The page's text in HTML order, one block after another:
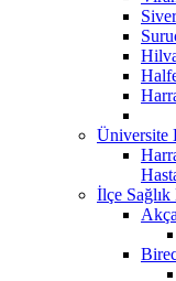
Üniversite
İlçe